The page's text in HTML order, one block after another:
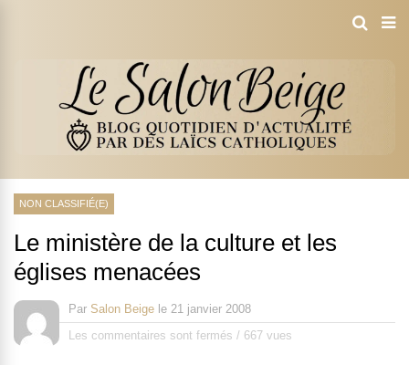
NON CLASSIFIÉ(E)
Le ministère de la culture et les
églises menacées
Par Salon Beige le 21 janvier 2008
Les commentaires sont fermés / 667 vues